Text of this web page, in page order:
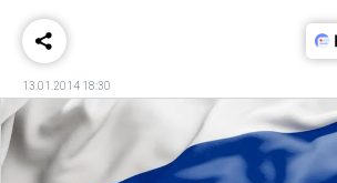
13.01.2014 18:30